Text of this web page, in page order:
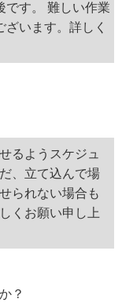
です。 難しい作業
います。詳しく
るようスケジュ
、立て込んで場
られない場合も
くお願い申し上
？